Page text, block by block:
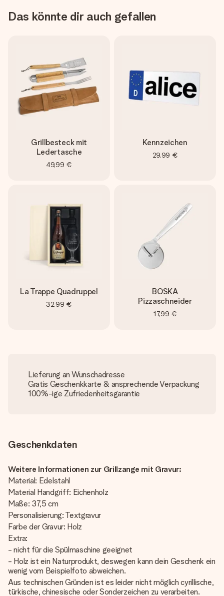
Das könnte dir auch gefallen
Grillbesteck mit
Ledertasche
49,99 €
Kennzeichen
29,99 €
La Trappe Quadruppel
32,99 €
BOSKA
Pizzaschneider
17,99 €
Lieferung an Wunschadresse
Gratis Geschenkkarte & ansprechende Verpackung
100%-ige Zufriedenheitsgarantie
Geschenkdaten
Weitere Informationen zur Grillzange mit Gravur:
Material: Edelstahl
Material Handgriff: Eichenholz
Maße: 37,5 cm
Personalisierung: Textgravur
Farbe der Gravur: Holz
Extra:
- nicht für die Spülmaschine geeignet
- Holz ist ein Naturprodukt, deswegen kann dein Geschenk ein
wenig vom Beispielfoto abweichen.
Aus technischen Gründen ist es leider nicht möglich cyrillische,
türkische, chinesische oder Sonderzeichen zu verarbeiten.